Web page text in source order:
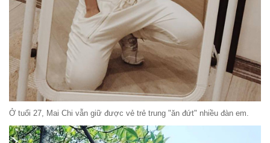
Ở tuổi 27, Mai Chi vẫn giữ được vẻ trẻ trung "ăn đứt" nhiều đàn em.